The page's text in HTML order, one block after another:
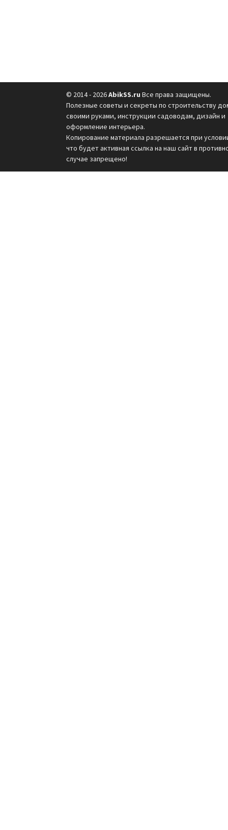
© 2014 - 2026AbikSS.ru Все права защищены.
Полезные советы и секреты по строительству
своими руками, инструкции садоводам, дизайн и
оформление интерьера.
Копирование материала разрешается при
что будет активная ссылка на наш сайт в
случае запрещено!